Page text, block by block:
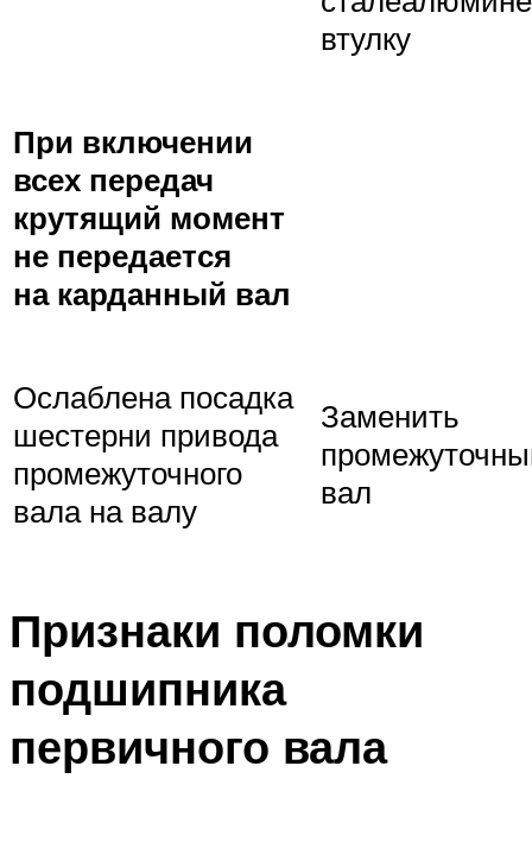
втулку
При включении
всех передач
крутящий момент
не передается
на карданный вал
Ослаблена посадка
шестерни привода
промежуточного
вала на валу
Заменить
вал
Признаки поломки
подшипника
первичного вала